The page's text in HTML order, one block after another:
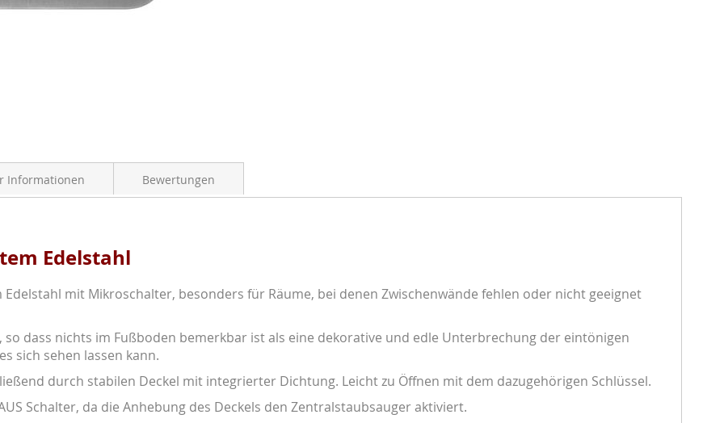
Edelstahl
mit Mikroschalter, besonders für Räume, bei denen Zwischenwände fehlen oder nicht geeignet
so dass nichts im Fußboden bemerkbar ist als eine dekorative und edle Unterbrechung der eintönigen
sich sehen lassen kann.
durch stabilen Deckel mit integrierter Dichtung. Leicht zu Öffnen mit dem dazugehörigen Schlüssel.
Schalter, da die Anhebung des Deckels den Zentralstaubsauger aktiviert.
Informationen Bewertungen